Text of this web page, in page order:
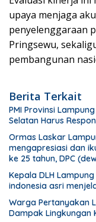
upaya menjaga
penyelenggaraan
Pringsewu,
pembangunan
Berita Terkait
PMI Provinsi
Selatan Harus
Ormas Laskar
mengapresiasi dan
ke 25 tahun, DPC
Lampung Selatan
menanam pohon
Kepala DLH
indonesia asri
Warga Pertanyakan
Dampak Lingkungan